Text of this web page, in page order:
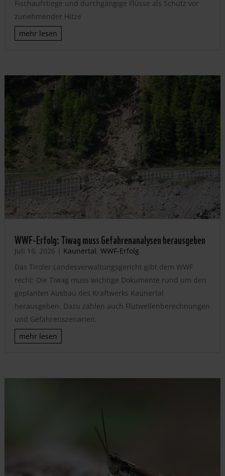
Fischaufstiege und durchgängige Flüsse als Schutz vor
zunehmender Hitze
mehr lesen
WWF-Erfolg: Tiwag muss Gefahrenanalysen herausgeben
Juli 16, 2026 | Kaunertal, WWF-Erfolg
Das Tiroler Landesverwaltungsgericht gibt dem WWF
recht: Die Tiwag muss wichtige Dokumente rund um den
geplanten Ausbau des Kraftwerks Kaunertal
herausgeben. Dazu zählen auch Flutwellenberechnungen
und Gefahrenszenarien.
mehr lesen